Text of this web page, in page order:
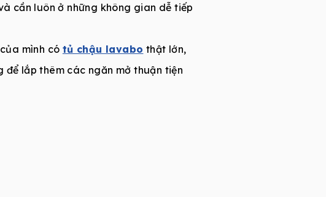
cần luôn ở những không gian dễ tiếp
của mình có tủ chậu lavabo thật lớn,
lắp thêm các ngăn mở thuận tiện